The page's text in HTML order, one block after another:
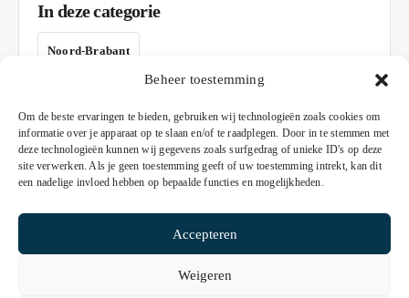
Beheer toestemming
Om de beste ervaringen te bieden, gebruiken wij technologieën zoals cookies om
informatie over je apparaat op te slaan en/of te raadplegen. Door in te stemmen met
deze technologieën kunnen wij gegevens zoals surfgedrag of unieke ID's op deze
site verwerken. Als je geen toestemming geeft of uw toestemming intrekt, kan dit
een nadelige invloed hebben op bepaalde functies en mogelijkheden.
Accepteren
Weigeren
In deze categorie
Noord-Brabant